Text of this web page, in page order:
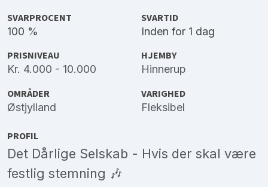
SVARPROCENT
100 %
SVARTID
Inden for 1 dag
PRISNIVEAU
Kr. 4.000 - 10.000
HJEMBY
Hinnerup
OMRÅDER
Østjylland
VARIGHED
Fleksibel
PROFIL
Det Dårlige Selskab - Hvis der skal være
festlig stemning 🎶